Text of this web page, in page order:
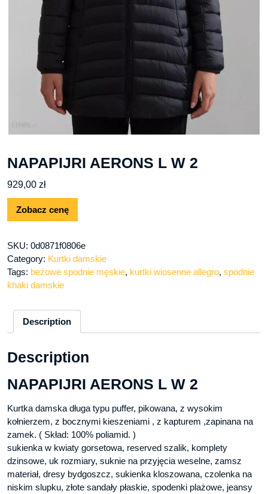
NAPAPIJRI AERONS L W 2
929,00 zł
Zobacz cenę
SKU: 0d0871f0806e
Category: Kurtki damskie
Tags: beżowe spodnie męskie, kurtki wiosenne allegro, spodnie
khaki damskie
Description
Description
NAPAPIJRI AERONS L W 2
Kurtka damska długa typu puffer, pikowana, z wysokim
kołnierzem, z bocznymi kieszeniami , z kapturem ,zapinana na
zamek. ( Skład: 100% poliamid. )
sukienka w kwiaty gorsetowa, reserved szalik, komplety
dzinsowe, uk rozmiary, suknie na przyjęcia weselne, zamsz
materiał, dresy bydgoszcz, sukienka kloszowana, czolenka na
niskim slupku, złote sandały płaskie, spodenki plażowe, jeansy